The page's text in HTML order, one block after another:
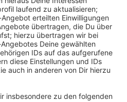
Außerdem leben wir in
denn es gibt in diesem
insbesondere im
Das ist die größte
sind die Menschen in der
wohlhabender als in ganz
Kaufkraft ist mit Blick auf
nur die Menschen in